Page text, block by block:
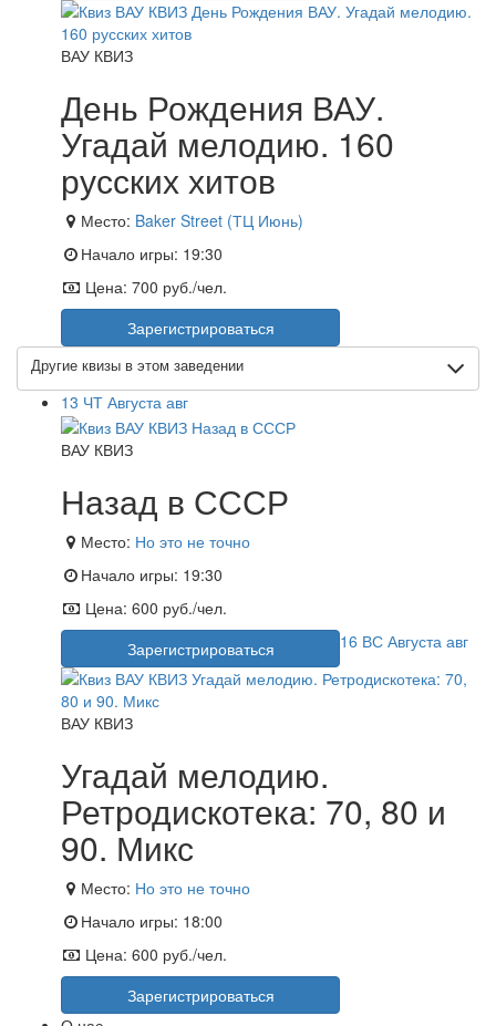
ВАУ КВИЗ
День Рождения ВАУ.
Угадай мелодию. 160
русских хитов
Место: Baker Street (ТЦ Июнь)
Начало игры: 19:30
Цена: 700 руб./чел.
Зарегистрироваться
Другие квизы в этом заведении
13 ЧТ Августа авг
ВАУ КВИЗ
Назад в СССР
Место: Но это не точно
Начало игры: 19:30
Цена: 600 руб./чел.
Зарегистрироваться
16 ВС Августа авг
ВАУ КВИЗ
Угадай мелодию.
Ретродискотека: 70, 80 и
90. Микс
Место: Но это не точно
Начало игры: 18:00
Цена: 600 руб./чел.
Зарегистрироваться